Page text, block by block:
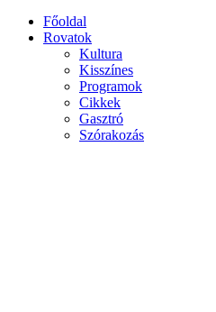
Főoldal
Rovatok
Kultura
Kisszínes
Programok
Cikkek
Gasztró
Szórakozás